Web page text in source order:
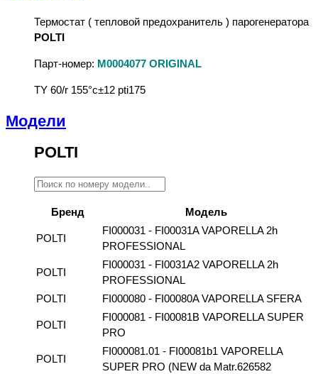
Термостат ( тепловой предохранитель ) парогенератора
POLTI
Парт-номер: M0004077 ORIGINAL
TY 60/r 155°c±12 pti175
Модели
POLTI
Бренд Модель
POLTI
FI000031 - FI00031A VAPORELLA 2h
PROFESSIONAL
POLTI
FI000031 - FI0031A2 VAPORELLA 2h
PROFESSIONAL
POLTI
FI000080 - FI00080A VAPORELLA SFERA
POLTI
FI000081 - FI00081B VAPORELLA SUPER
PRO
POLTI
FI000081.01 - FI00081b1 VAPORELLA
SUPER PRO (NEW da Matr.626582